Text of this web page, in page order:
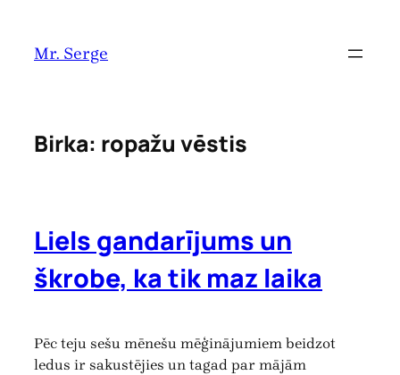
saturu
Mr. Serge
Birka: ropažu vēstis
Liels gandarījums un
škrobe, ka tik maz laika
Pēc teju sešu mēnešu mēģinājumiem beidzot
ledus ir sakustējies un tagad par mājām